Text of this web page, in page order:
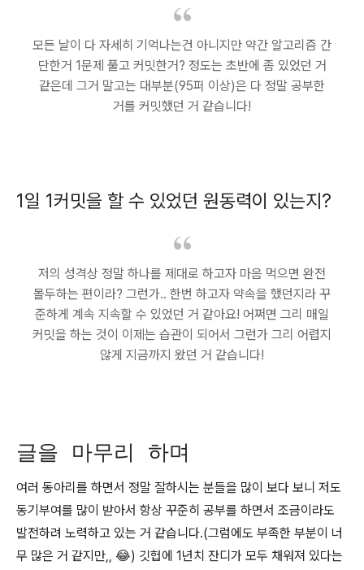
모든 날이 다 자세히 기억나는건 아니지만 약간 알고리즘 간
단한거 1문제 풀고 커밋한거? 정도는 초반에 좀 있었던 거
같은데 그거 말고는 대부분(95퍼 이상)은 다 정말 공부한
거를 커밋했던 거 같습니다!
1일 1커밋을 할 수 있었던 원동력이 있는지?
저의 성격상 정말 하나를 제대로 하고자 마음 먹으면 완전
몰두하는 편이라? 그런가.. 한번 하고자 약속을 했던지라 꾸
준하게 계속 지속할 수 있었던 거 같아요! 어쩌면 그리 매일
커밋을 하는 것이 이제는 습관이 되어서 그런가 그리 어렵지
않게 지금까지 왔던 거 같습니다!
글을 마무리 하며
여러 동아리를 하면서 정말 잘하시는 분들을 많이 보다 보니 저도
동기부여를 많이 받아서 항상 꾸준히 공부를 하면서 조금이라도
발전하려 노력하고 있는 거 같습니다.(그럼에도 부족한 부분이 너
무 많은 거 같지만,, 😂) 깃헙에 1년치 잔디가 모두 채워져 있다는